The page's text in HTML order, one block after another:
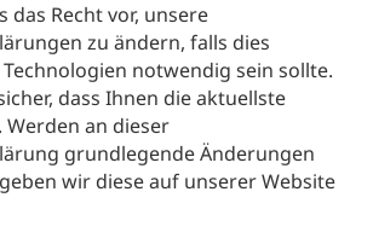
das Recht vor, unsere
zu ändern, falls dies
notwendig sein sollte.
dass Ihnen die aktuellste
an dieser
grundlegende Änderungen
wir diese auf unserer Website